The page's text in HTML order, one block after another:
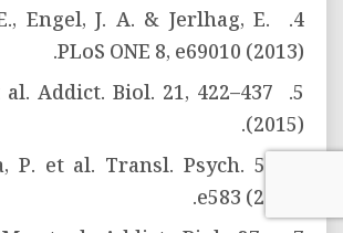
E., Engel, J. A. & Jerlhag, E.
PLoS ONE 8, e69010 (2013).
al. Addict. Biol. 21, 422–437
(2015).
P. et al. Transl. Psych. 5,
e583 (2015).